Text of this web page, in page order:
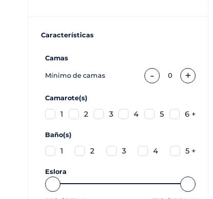
Características
Camas
Mínimo de camas - 0 +
Camarote(s)
1 2 3 4 5 6 +
Baño(s)
1 2 3 4 5 +
Eslora